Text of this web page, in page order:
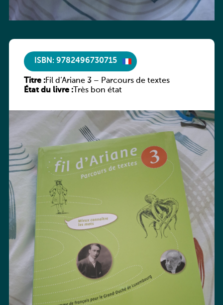
ISBN: 9782496730715
Titre :Fil d’Ariane 3 – Parcours de textes
État du livre :Très bon état